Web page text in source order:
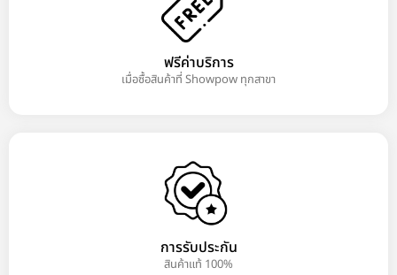
ฟรีค่าบริการ
เมื่อซื้อสินค้าที่ Showpow ทุกสาขา
การรับประกัน
สินค้าแท้ 100%